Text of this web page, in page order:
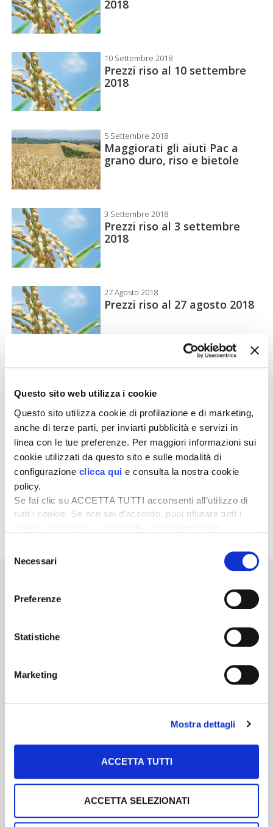
Questo sito web utilizza i cookie
Questo sito utilizza cookie di profilazione e di marketing,
anche di terze parti, per inviarti pubblicità e servizi in
linea con le tue preferenze. Per maggiori informazioni sui
cookie utilizzati da questo sito e sulle modalità di
configurazione clicca qui e consulta la nostra cookie
policy.
Se fai clic su ACCETTA TUTTI acconsenti all’utilizzo di
tutti i cookie. Se non sei d’accordo, puoi rifiutare tutti i
desideri accettare e cliccando ACCETTA SELEZIONATI.
delNecessari
Preferenze
Statistiche
Marketing
Mostra dettagli
ACCETTA TUTTI
ACCETTA SELEZIONATI
2018
10 Settembre 2018
Prezzi riso al 10 settembre
2018
5 Settembre 2018
Maggiorati gli aiuti Pac a
grano duro, riso e bietole
3 Settembre 2018
Prezzi riso al 3 settembre
2018
27 Agosto 2018
Prezzi riso al 27 agosto 2018
20 Agosto 2018
20 Giugno 2018
Riso asiatico, riparte il
pressing alle frontiere UE
« Precedente 1 … 10 11 12
13
Scopri un servizio d'informazione di alta qualità. Tagliato sulle tue